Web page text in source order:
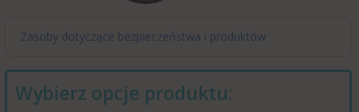
Zasoby dotyczące bezpieczeństwa i produktów
Wybierz opcje produktu: